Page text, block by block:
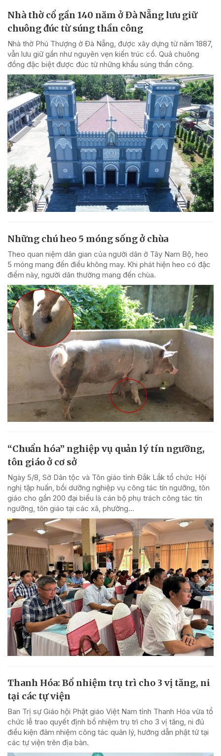
Nhà thờ cổ gần 140 năm ở Đà Nẵng lưu giữ
chuông đúc từ súng thần công
Nhà thờ Phú Thượng ở Đà Nẵng, được xây dựng từ năm 1887,
vẫn lưu giữ gần như nguyên vẹn kiến trúc cổ. Quả chuông
đồng đặc biệt được đúc từ những khẩu súng thần công.
Những chú heo 5 móng sống ở chùa
Theo quan niệm dân gian của người dân ở Tây Nam Bộ, heo
5 móng mang đến điều không may. Khi phát hiện heo có đặc
điểm này, người dân thường mang đến chùa.
“Chuẩn hóa” nghiệp vụ quản lý tín ngưỡng,
tôn giáo ở cơ sở
Ngày 5/8, Sở Dân tộc và Tôn giáo tỉnh Đắk Lắk tổ chức Hội
nghị tập huấn, bồi dưỡng nghiệp vụ công tác tín ngưỡng, tôn
giáo cho gần 200 đại biểu là cán bộ phụ trách công tác tín
ngưỡng, tôn giáo tại các xã, phường...
Thanh Hóa: Bổ nhiệm trụ trì cho 3 vị tăng, ni
tại các tự viện
Ban Trị sự Giáo hội Phật giáo Việt Nam tỉnh Thanh Hóa vừa tổ
chức lễ trao quyết định bổ nhiệm trụ trì cho 3 vị tăng, ni đủ
điều kiện đảm nhiệm công tác quản lý, hướng dẫn phật tử tại
các tự viện trên địa bàn.